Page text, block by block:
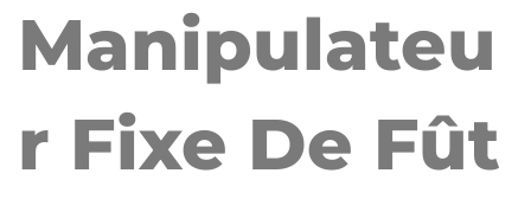
Manipulateu
R Fixe De Fût